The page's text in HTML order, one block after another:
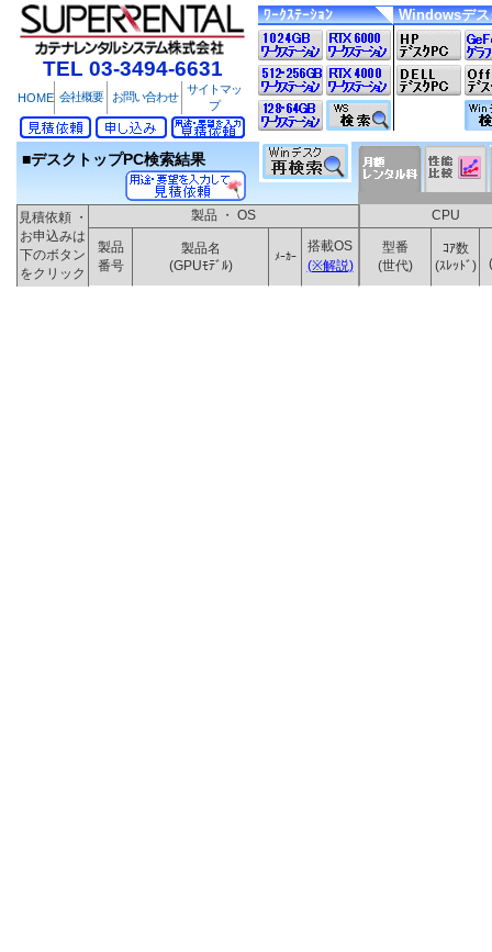
TEL 03-3494-6631
HOME 会社概要 お問い合わせ
サイトマッ
プ
ﾜｰｸｽﾃｰｼｮﾝ Windowsデス
■デスクトップPC検索結果
見積依頼 ・
お申込みは
下のボタン
をクリック
製品 ・ OS CPU
製品
番号
製品名
(GPUﾓﾃﾞﾙ)
ﾒｰｶｰ
搭載OS
(※解説)
型番
(世代)
ｺｱ数
(ｽﾚｯﾄﾞ)